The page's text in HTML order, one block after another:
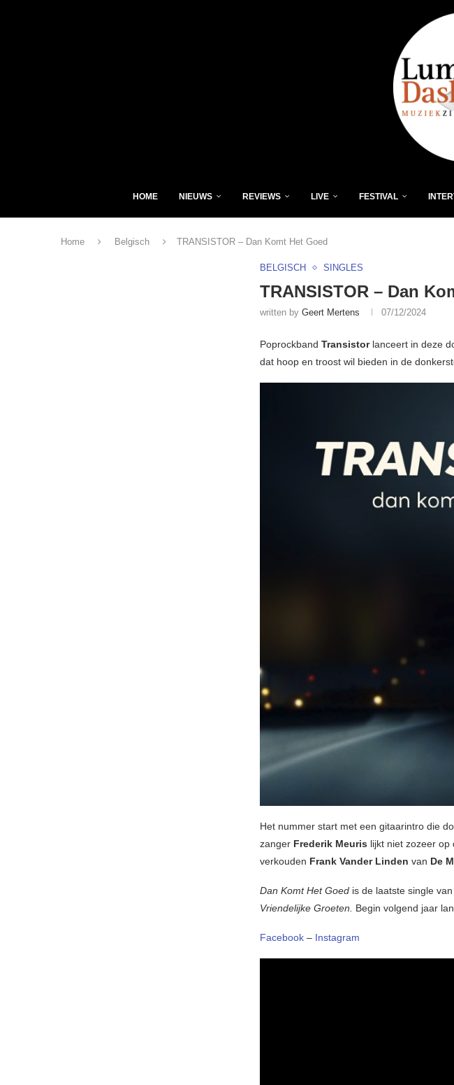
HOME NIEUWS REVIEWS LIVE FESTIVAL
Home Belgisch TRANSISTOR – Dan Komt Het Goed
BELGISCH SINGLES
TRANSISTOR – Dan
written by Geert Mertens 07/12/2024
Poprockband Transistor lanceert in deze
dat hoop en troost wil bieden in de
Het nummer start met een gitaarintro die
zanger Frederik Meuris lijkt niet zozeer
verkouden Frank Vander Linden van De
Dan Komt Het Goed is de laatste single
Vriendelijke Groeten. Begin volgend jaar
Facebook – Instagram